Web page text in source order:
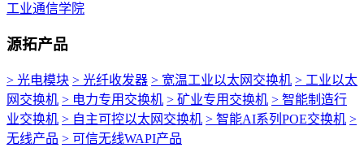
工业通信学院
源拓产品
> 光电模块 > 光纤收发器 > 宽温工业以太网交换机 > 工业以太
网交换机 > 电力专用交换机 > 矿业专用交换机 > 智能制造行
业交换机 > 自主可控以太网交换机 > 智能AI系列POE交换机 >
无线产品 > 可信无线WAPI产品